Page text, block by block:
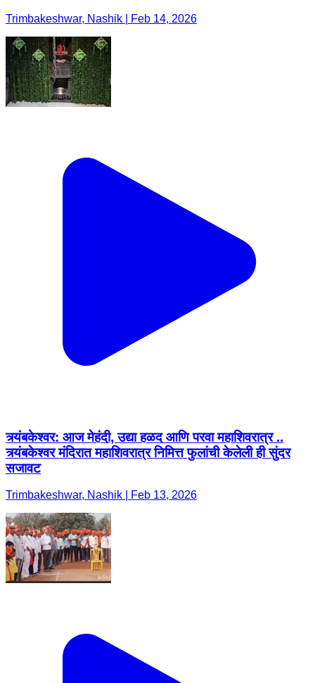
Trimbakeshwar, Nashik | Feb 14, 2026
त्र्यंबकेश्वर: आज मेहंदी, उद्या हळद आणि परवा महाशिवरात्र ..
त्र्यंबकेश्वर मंदिरात महाशिवरात्र निमित्त फुलांची केलेली ही सुंदर
सजावट
Trimbakeshwar, Nashik | Feb 13, 2026